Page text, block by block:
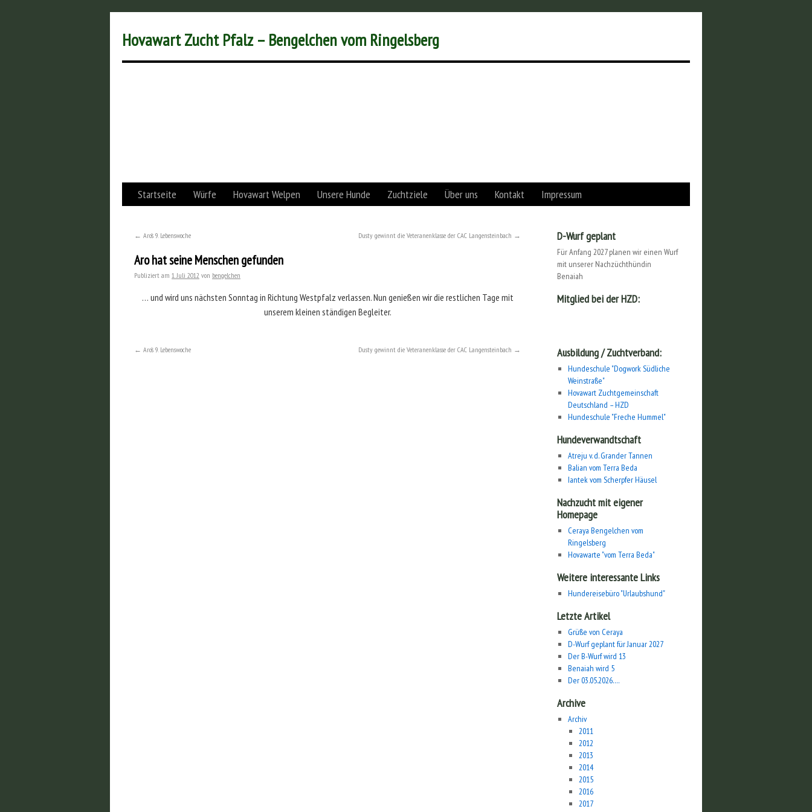
Hovawart Zucht Pfalz – Bengelchen vom Ringelsberg
Startseite Würfe Hovawart Welpen Unsere Hunde Zuchtziele Über uns Kontakt Impressum
← Aro’s 9. Lebenswoche Dusty gewinnt die Veteranenklasse der CAC Langensteinbach →
Aro hat seine Menschen gefunden
Publiziert am 1. Juli 2012 von bengelchen
… und wird uns nächsten Sonntag in Richtung Westpfalz verlassen. Nun genießen wir die restlichen Tage mit
unserem kleinen ständigen Begleiter.
← Aro’s 9. Lebenswoche Dusty gewinnt die Veteranenklasse der CAC Langensteinbach →
D-Wurf geplant
Für Anfang 2027 planen wir einen Wurf
mit unserer Nachzüchthündin
Benaiah
Mitglied bei der HZD:
Ausbildung / Zuchtverband:
Hundeschule "Dogwork Südliche
Weinstraße"
Hovawart Zuchtgemeinschaft
Deutschland – HZD
Hundeschule "Freche Hummel"
Hundeverwandtschaft
Atreju v. d. Grander Tannen
Balian vom Terra Beda
Iantek vom Scherpfer Häusel
Nachzucht mit eigener
Homepage
Ceraya Bengelchen vom
Ringelsberg
Hovawarte "vom Terra Beda"
Weitere interessante Links
Hundereisebüro "Urlaubshund"
Letzte Artikel
Grüße von Ceraya
D-Wurf geplant für Januar 2027
Der B-Wurf wird 13
Benaiah wird 5
Der 03.05.2026….
Archive
Archiv
2011
2012
2013
2014
2015
2016
2017